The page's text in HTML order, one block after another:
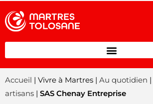
Accueil | Vivre à Martres | Au quotidien |
artisans | SAS Chenay Entreprise